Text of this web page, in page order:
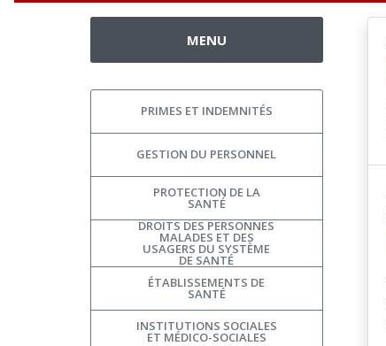
MENU
PRIMES ET INDEMNITÉS
GESTION DU PERSONNEL
PROTECTION DE LA
SANTÉ
DROITS DES PERSONNES
MALADES ET DES
USAGERS DU SYSTÈME
DE SANTÉ
ÉTABLISSEMENTS DE
SANTÉ
INSTITUTIONS SOCIALES
ET MÉDICO-SOCIALES